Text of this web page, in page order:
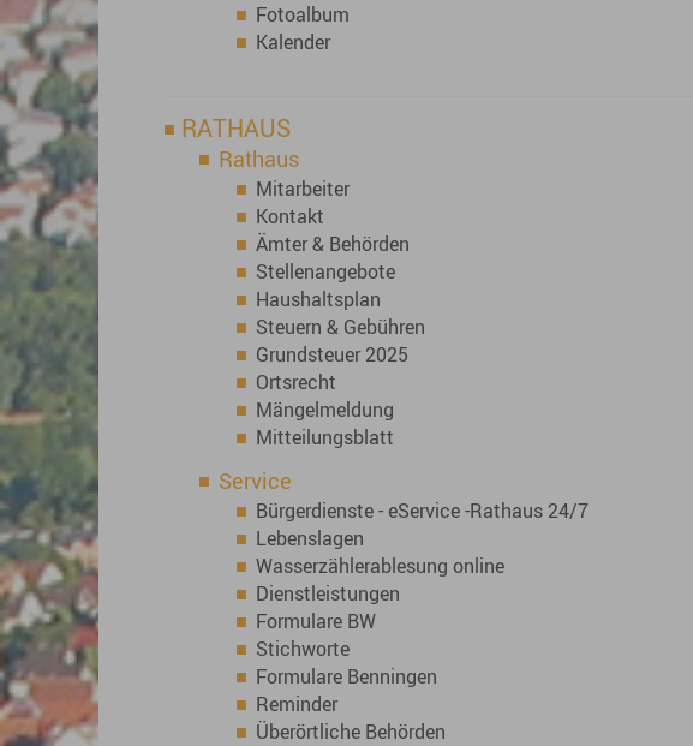
Fotoalbum
Kalender
RATHAUS
Rathaus
Mitarbeiter
Kontakt
Ämter & Behörden
Stellenangebote
Haushaltsplan
Steuern & Gebühren
Grundsteuer 2025
Ortsrecht
Mängelmeldung
Mitteilungsblatt
Service
Bürgerdienste - eService -Rathaus 24/7
Lebenslagen
Wasserzählerablesung online
Dienstleistungen
Formulare BW
Stichworte
Formulare Benningen
Reminder
Überörtliche Behörden